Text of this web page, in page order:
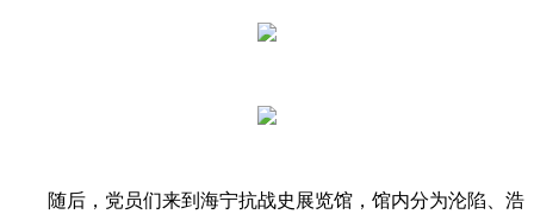
随后，党员们来到海宁抗战史展览馆，馆内分为沦陷、浩